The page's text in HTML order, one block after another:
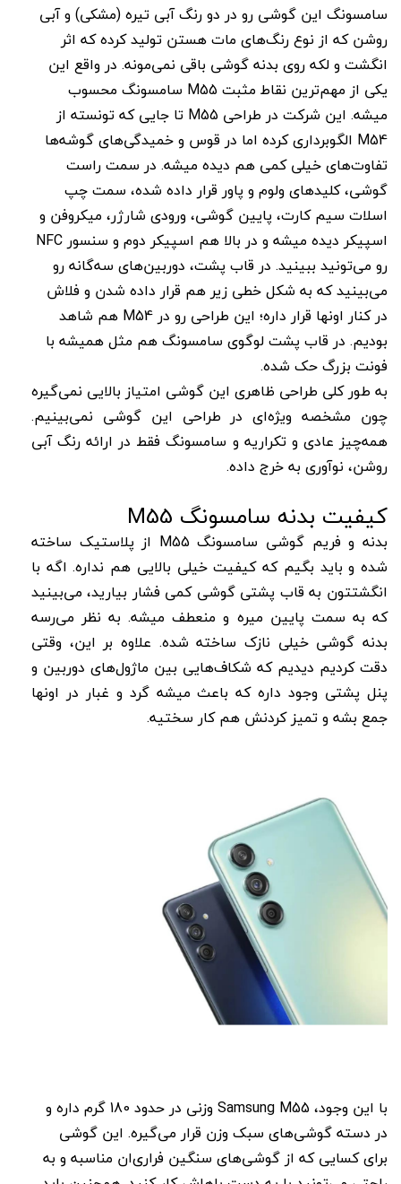
سامسونگ این گوشی رو در دو رنگ آبی تیره (مشکی) و آبی
روشن که از نوع رنگ‌های مات هستن تولید کرده که اثر
انگشت و لکه روی بدنه گوشی باقی نمی‌مونه. در واقع این
یکی از مهم‌ترین نقاط مثبت M55 سامسونگ محسوب
میشه. این شرکت در طراحی M55 تا جایی که تونسته از
M54 الگوبرداری کرده اما در قوس و خمیدگی‌های گوشه‌ها
تفاوت‌های خیلی کمی هم دیده میشه. در سمت راست
گوشی، کلیدهای ولوم و پاور قرار داده شده، سمت چپ
اسلات سیم کارت، پایین گوشی، ورودی شارژر، میکروفن و
اسپیکر دیده میشه و در بالا هم اسپیکر دوم و سنسور NFC
رو می‌تونید ببینید. در قاب پشت، دوربین‌های سه‌گانه رو
می‌بینید که به شکل خطی زیر هم قرار داده شدن و فلاش
در کنار اونها قرار داره؛ این طراحی رو در M54 هم شاهد
بودیم. در قاب پشت لوگوی سامسونگ هم مثل همیشه با
فونت بزرگ حک شده.
به طور کلی طراحی ظاهری این گوشی امتیاز بالایی نمی‌گیره
چون مشخصه ویژه‌ای در طراحی این گوشی نمی‌بینیم.
همه‌چیز عادی و تکراریه و سامسونگ فقط در ارائه رنگ آبی
روشن، نوآوری به خرج داده.
کیفیت بدنه سامسونگ M55
بدنه و فریم گوشی سامسونگ M55 از پلاستیک ساخته
شده و باید بگیم که کیفیت خیلی بالایی هم نداره. اگه با
انگشتتون به قاب پشتی گوشی کمی فشار بیارید، می‌بینید
که به سمت پایین میره و منعطف میشه. به نظر می‌رسه
بدنه گوشی خیلی نازک ساخته شده. علاوه بر این، وقتی
دقت کردیم دیدیم که شکاف‌هایی بین ماژول‌های دوربین و
پنل پشتی وجود داره که باعث میشه گرد و غبار در اونها
جمع بشه و تمیز کردنش هم کار سختیه.
با این وجود، Samsung M55 وزنی در حدود 180 گرم داره و
در دسته گوشی‌های سبک وزن قرار می‌گیره. این گوشی
برای کسایی که از گوشی‌های سنگین فراری‌ان مناسبه و به